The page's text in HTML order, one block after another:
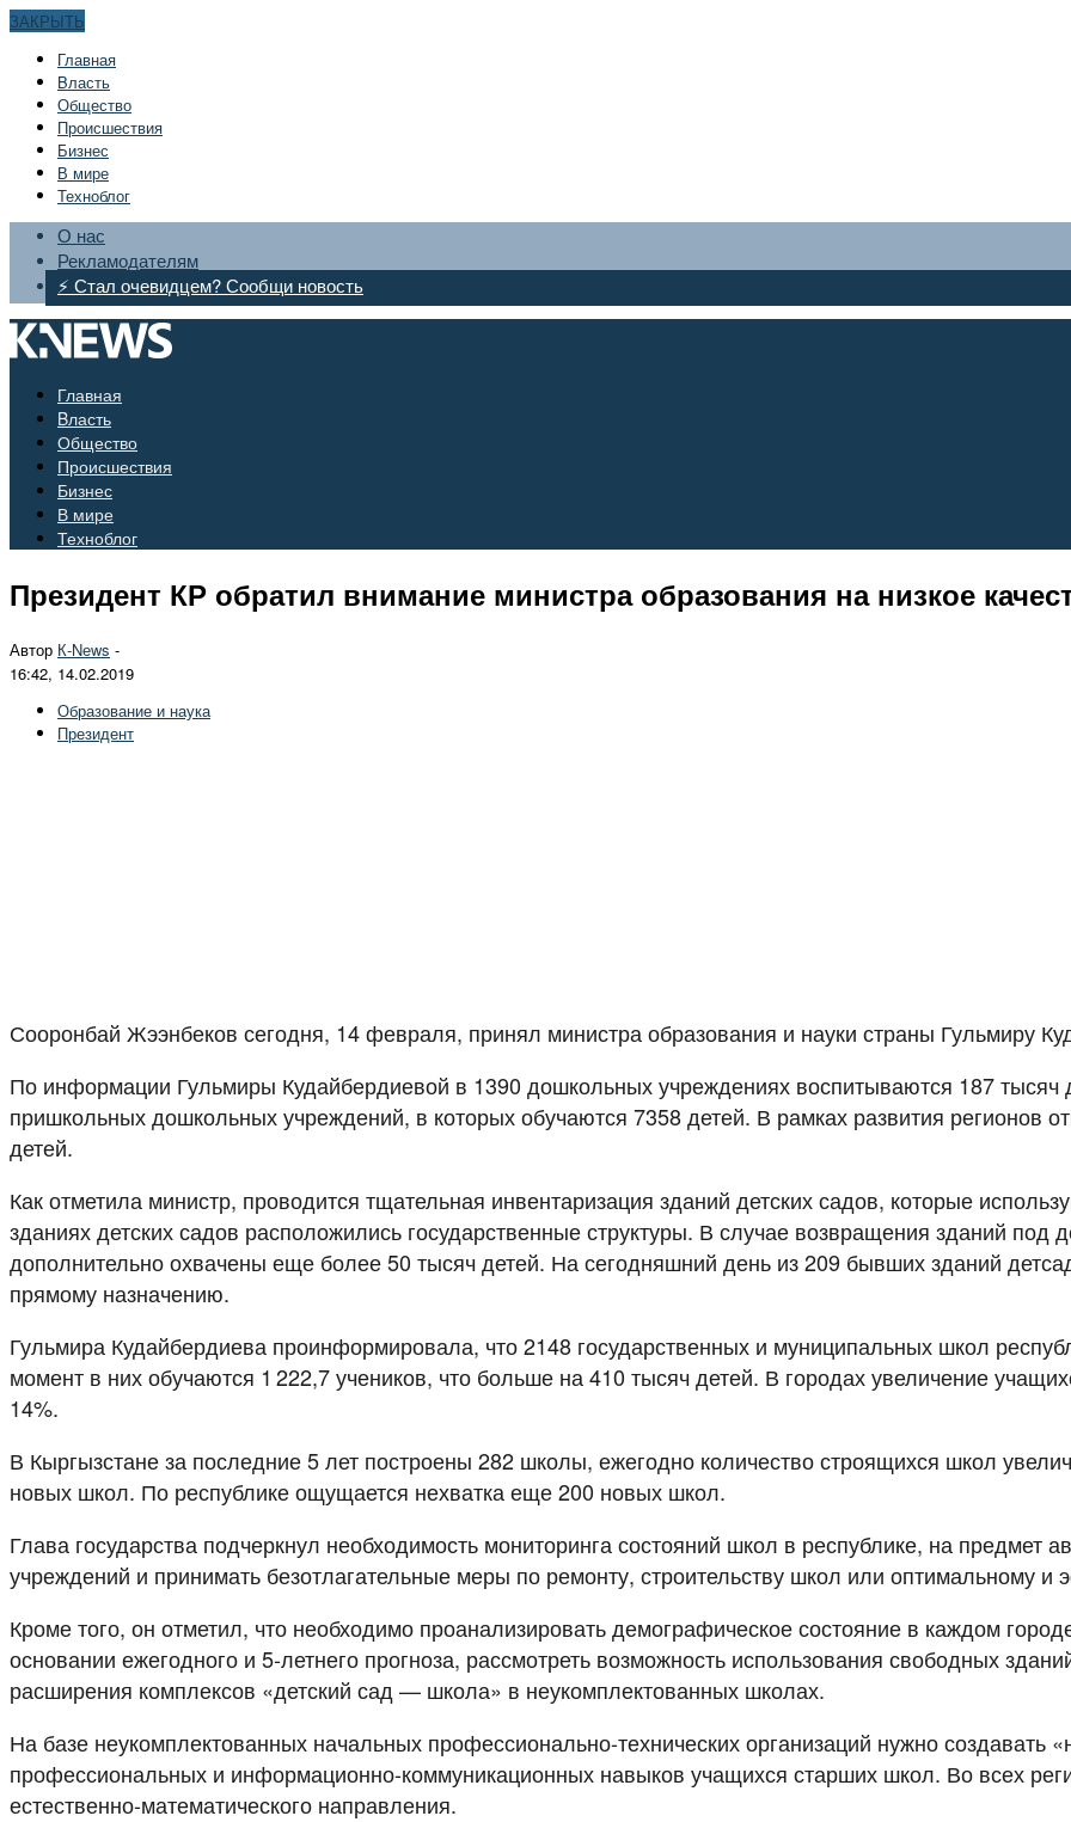
ЗАКРЫТЬ
Главная
Bласть
Общество
Происшествия
Бизнес
В мире
Техноблог
О нас
Рекламодателям
⚡ Стал очевидцем? Сообщи новость
Главная
Bласть
Общество
Происшествия
Бизнес
В мире
Техноблог
Президент КР обратил внимание министра образования на низкое
Автор К-Nеws -
16:42, 14.02.2019
Образование и наука
Президент
Сооронбай Жээнбеков сегодня, 14 февраля, принял министра образования и науки страны Гульмиру
По информации Гульмиры Кудайбердиевой в 1390 дошкольных учреждениях воспитываются 187 тысяч
пришкольных дошкольных учреждений, в которых обучаются 7358 детей. В рамках развития регионов
детей.
Как отметила министр, проводится тщательная инвентаризация зданий детских садов, которые
зданиях детских садов расположились государственные структуры. В случае возвращения зданий
дополнительно охвачены еще более 50 тысяч детей. На сегодняшний день из 209 бывших зданий
прямому назначению.
Гульмира Кудайбердиева проинформировала, что 2148 государственных и муниципальных школ
момент в них обучаются 1 222,7 учеников, что больше на 410 тысяч детей. В городах увеличение
14%.
В Кыргызстане за последние 5 лет построены 282 школы, ежегодно количество строящихся школ
новых школ. По республике ощущается нехватка еще 200 новых школ.
Глава государства подчеркнул необходимость мониторинга состояний школ в республике, на предмет
учреждений и принимать безотлагательные меры по ремонту, строительству школ или оптимальному
Кроме того, он отметил, что необходимо проанализировать демографическое состояние в каждом
основании ежегодного и 5-летнего прогноза, рассмотреть возможность использования свободных
расширения комплексов «детский сад — школа» в неукомплектованных школах.
На базе неукомплектованных начальных профессионально-технических организаций нужно создавать
профессиональных и информационно-коммуникационных навыков учащихся старших школ. Во всех
естественно-математического направления.